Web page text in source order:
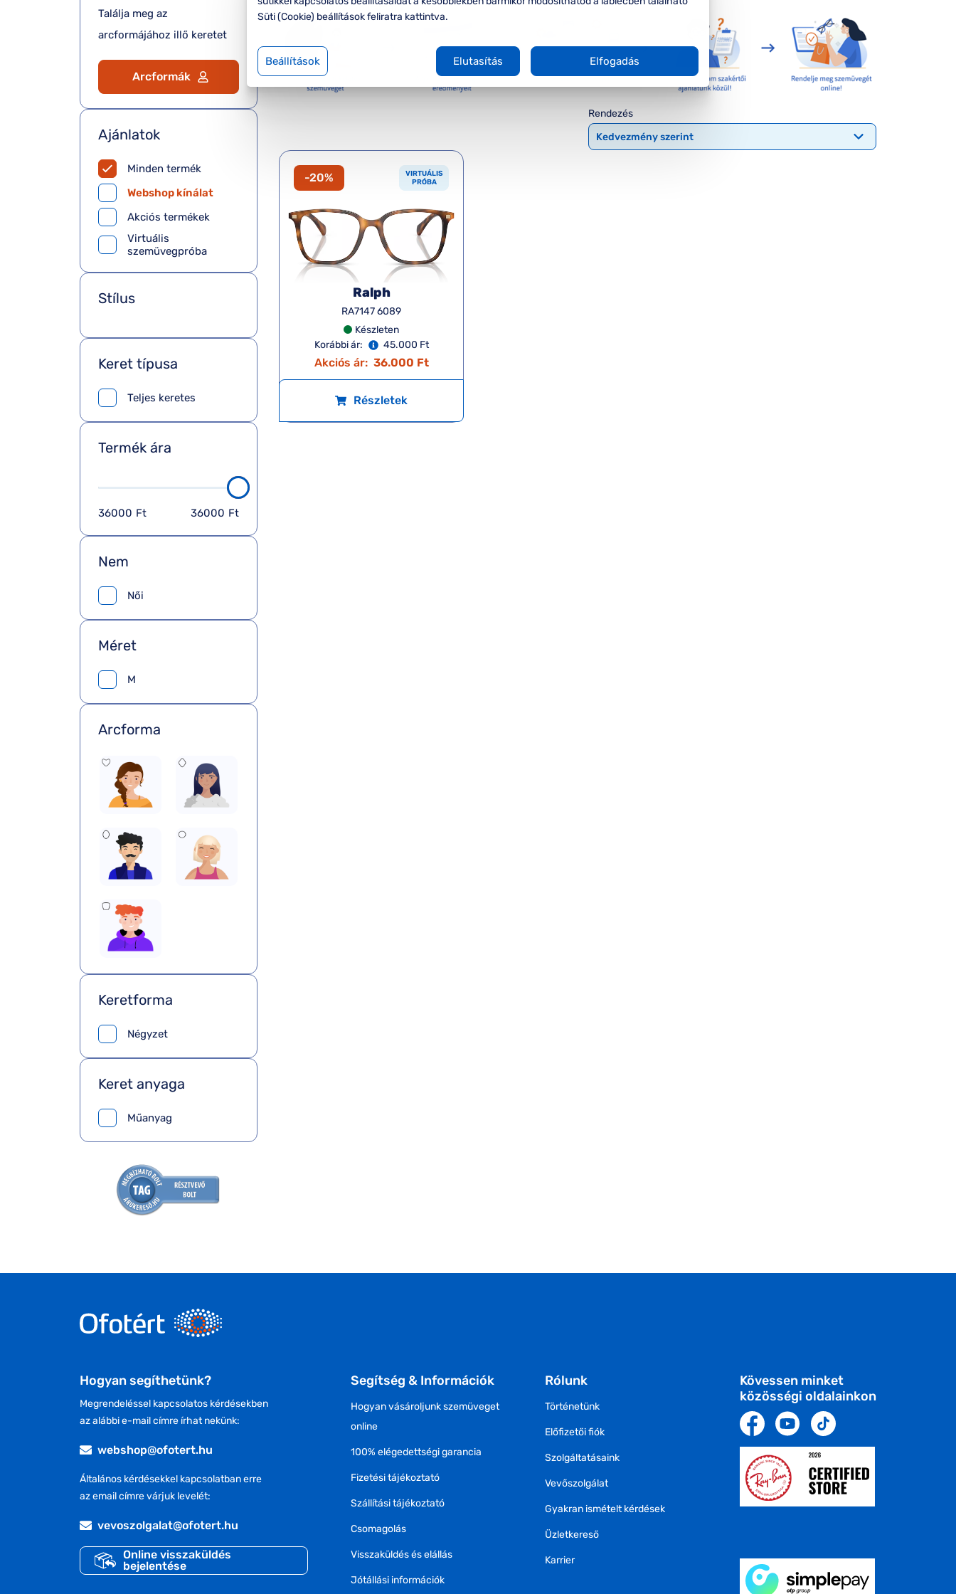
Találja meg az
arcformájához illő keretet
Arcformák
Ajánlatok
Minden termék
Webshop kínálat
Akciós termékek
Virtuális
szemüvegpróba
Stílus
Méret
M
Nem
Női
Keret anyaga
Műanyag
Keretforma
Négyzet
Keret típusa
Teljes keretes
Termék ára
36000 Ft 36000 Ft
Arcforma
Rendezés
-20%
VIRTUÁLIS
PRÓBA
Ralph
RA7147 6089
Készleten
Korábbi ár:
45.000 Ft
Akciós ár: 36.000 Ft
Részletek
Hogyan segíthetünk?
Megrendeléssel kapcsolatos kérdésekben
az alábbi e-mail címre írhat nekünk:
webshop@ofotert.hu
Általános kérdésekkel kapcsolatban erre
az email címre várjuk levelét:
vevoszolgalat@ofotert.hu
Online visszaküldés
bejelentése
Segítség & Információk
Hogyan vásároljunk szemüveget
online
100% elégedettségi garancia
Fizetési tájékoztató
Szállítási tájékoztató
Csomagolás
Visszaküldés és elállás
Jótállási információk
Rólunk
Történetünk
Előfizetői fiók
Szolgáltatásaink
Vevőszolgálat
Gyakran ismételt kérdések
Üzletkereső
Karrier
Kövessen minket
közösségi oldalainkon
Süti (Cookie) beállítások feliratra kattintva.
Beállítások Elutasítás Elfogadás